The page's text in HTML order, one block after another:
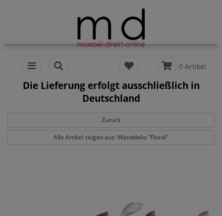
0 Artikel
Die Lieferung erfolgt ausschließlich in
Deutschland
Zurück
Alle Artikel zeigen aus: Wanddeko "Floral"